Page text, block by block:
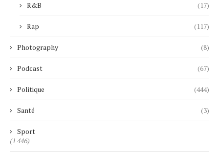
R&B (17)
Rap (117)
Photography (8)
Podcast (67)
Politique (444)
Santé (3)
Sport
(1 446)